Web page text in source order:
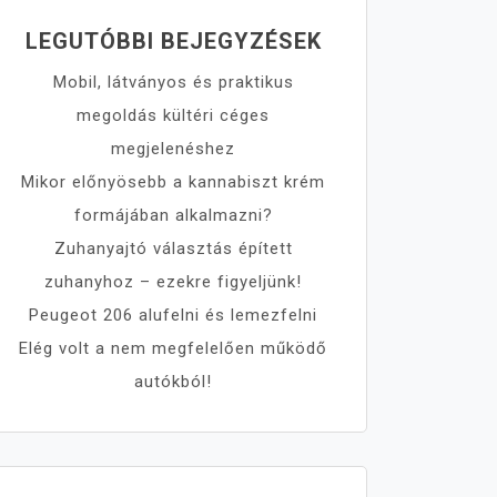
LEGUTÓBBI BEJEGYZÉSEK
Mobil, látványos és praktikus
megoldás kültéri céges
megjelenéshez
Mikor előnyösebb a kannabiszt krém
formájában alkalmazni?
Zuhanyajtó választás épített
zuhanyhoz – ezekre figyeljünk!
Peugeot 206 alufelni és lemezfelni
Elég volt a nem megfelelően működő
autókból!